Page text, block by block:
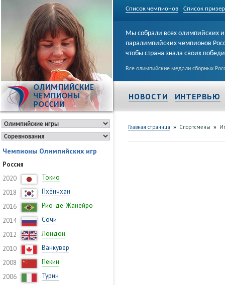
Список чемпионов Список
ОЛИМПИЙСКИЕ
ЧЕМПИОНЫ
РОССИИ
Мы собрали всех олимпийских и
паралимпийских чемпионов
чтобы страна знала своих
Все олимпийские медали сборных
НОВОСТИ ИНТЕРВЬЮ
Чемпионы Олимпийских игр
Россия
2020
Токио
2018
Пхёнчхан
2016
Рио-де-Жанейро
2014
Сочи
2012
Лондон
2010
Ванкувер
2008
Пекин
2006
Турин
Главная страница » Спортсмены »